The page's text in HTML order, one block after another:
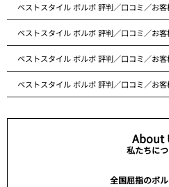
ベストスタイル ボルボ 評判／口コミ／お
ベストスタイル ボルボ 評判／口コミ／お
ベストスタイル ボルボ 評判／口コミ／お
ベストスタイル ボルボ 評判／口コミ／お
About
私たちに
全国屈指のボ